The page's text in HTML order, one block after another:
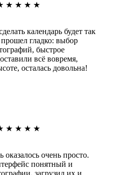
★ ★ ★ ★
календарь будет так
гладко: выбор
быстрое
всё вовремя,
осталась довольна!
★ ★ ★ ★
оказалось очень просто.
понятный и